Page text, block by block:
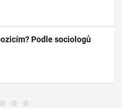
Podle sociologů